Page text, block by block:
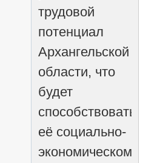
трудовой
потенциал
Архангельской
области, что
будет
способствовать
её социально-
экономическому